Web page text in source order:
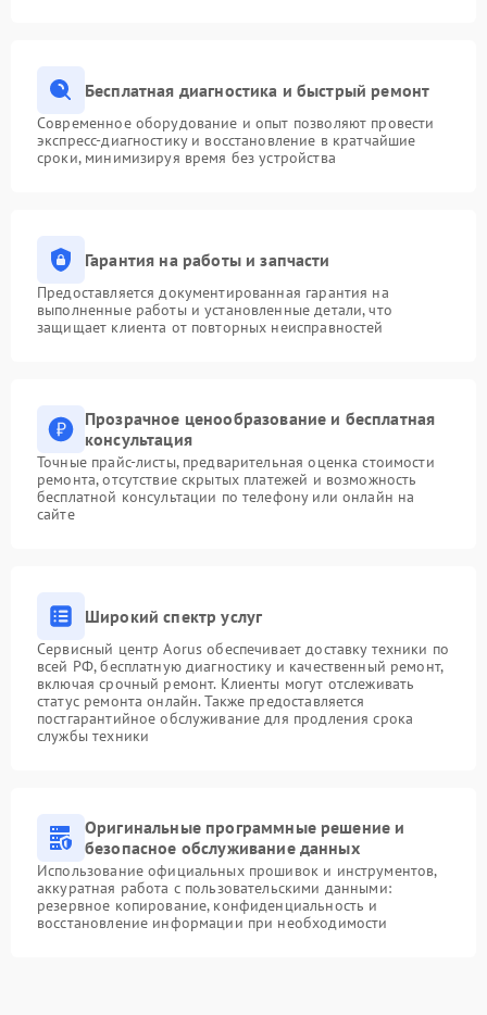
Бесплатная диагностика и быстрый ремонт
Современное оборудование и опыт позволяют провести
экспресс-диагностику и восстановление в кратчайшие
сроки, минимизируя время без устройства
Гарантия на работы и запчасти
Предоставляется документированная гарантия на
выполненные работы и установленные детали, что
защищает клиента от повторных неисправностей
Прозрачное ценообразование и бесплатная
консультация
Точные прайс-листы, предварительная оценка стоимости
ремонта, отсутствие скрытых платежей и возможность
бесплатной консультации по телефону или онлайн на
сайте
Широкий спектр услуг
Сервисный центр Aorus обеспечивает доставку техники по
всей РФ, бесплатную диагностику и качественный ремонт,
включая срочный ремонт. Клиенты могут отслеживать
статус ремонта онлайн. Также предоставляется
постгарантийное обслуживание для продления срока
службы техники
Оригинальные программные решение и
безопасное обслуживание данных
Использование официальных прошивок и инструментов,
аккуратная работа с пользовательскими данными:
резервное копирование, конфиденциальность и
восстановление информации при необходимости